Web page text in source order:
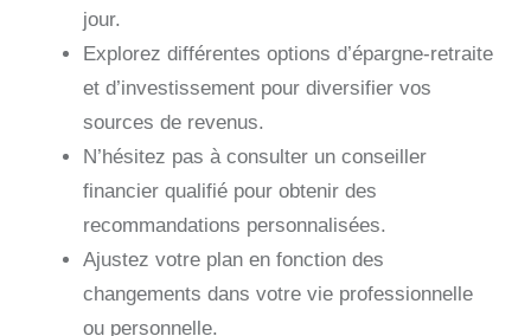
jour.
Explorez différentes options d’épargne-retraite
et d’investissement pour diversifier vos
sources de revenus.
N’hésitez pas à consulter un conseiller
financier qualifié pour obtenir des
recommandations personnalisées.
Ajustez votre plan en fonction des
changements dans votre vie professionnelle
ou personnelle.